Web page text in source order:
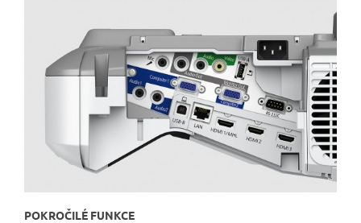
POKROČILÉ FUNKCE